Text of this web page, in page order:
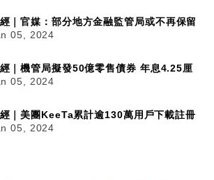
｜官媒：部分地方金融監管局或不再保留
05, 2024
｜機管局擬發50億零售債券 年息4.25厘
05, 2024
｜美團KeeTa累計逾130萬用戶下載註冊
05, 2024